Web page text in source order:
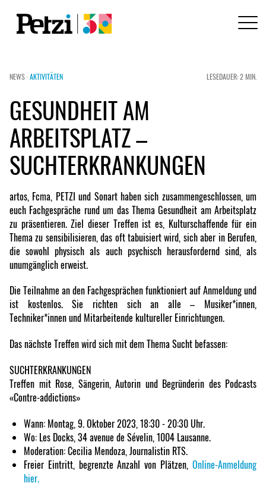
NEWS ·AKTIVITÄTEN LESEDAUER: 2 MIN.
GESUNDHEIT AM
ARBEITSPLATZ –
SUCHTERKRANKUNGEN
artos, Fcma, PETZI und Sonart haben sich zusammengeschlossen, um
euch Fachgespräche rund um das Thema Gesundheit am Arbeitsplatz
zu präsentieren. Ziel dieser Treffen ist es, Kulturschaffende für ein
Thema zu sensibilisieren, das oft tabuisiert wird, sich aber in Berufen,
die sowohl physisch als auch psychisch herausfordernd sind, als
unumgänglich erweist.
Die Teilnahme an den Fachgesprächen funktioniert auf Anmeldung und
ist kostenlos. Sie richten sich an alle – Musiker*innen,
Techniker*innen und Mitarbeitende kultureller Einrichtungen.
Das nächste Treffen wird sich mit dem Thema Sucht befassen:
SUCHTERKRANKUNGEN
Treffen mit Rose, Sängerin, Autorin und Begründerin des Podcasts
«Contre-addictions»
Wann: Montag, 9. Oktober 2023, 18:30 - 20:30 Uhr.
Wo: Les Docks, 34 avenue de Sévelin, 1004 Lausanne.
Moderation: Cecilia Mendoza, Journalistin RTS.
Freier Eintritt, begrenzte Anzahl von Plätzen, Online-Anmeldung
hier.